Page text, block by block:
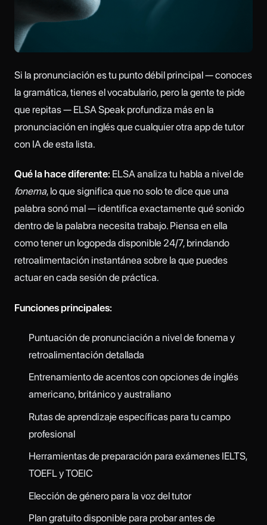
Si la pronunciación es tu punto débil principal — conoces
la gramática, tienes el vocabulario, pero la gente te pide
que repitas — ELSA Speak profundiza más en la
pronunciación en inglés que cualquier otra app de tutor
con IA de esta lista.
Qué la hace diferente: ELSA analiza tu habla a nivel de
fonema, lo que significa que no solo te dice que una
palabra sonó mal — identifica exactamente qué sonido
dentro de la palabra necesita trabajo. Piensa en ella
como tener un logopeda disponible 24/7, brindando
retroalimentación instantánea sobre la que puedes
actuar en cada sesión de práctica.
Funciones principales:
Puntuación de pronunciación a nivel de fonema y
retroalimentación detallada
Entrenamiento de acentos con opciones de inglés
americano, británico y australiano
Rutas de aprendizaje específicas para tu campo
profesional
Herramientas de preparación para exámenes IELTS,
TOEFL y TOEIC
Elección de género para la voz del tutor
Plan gratuito disponible para probar antes de